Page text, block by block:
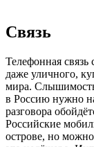
Связь
Телефонная
даже уличного,
мира.
в Россию нужно
разговора
Российские
острове, но